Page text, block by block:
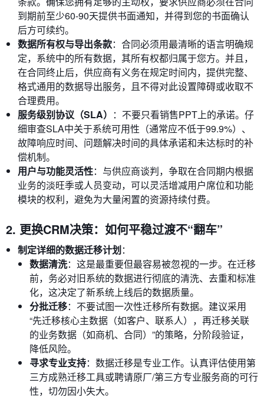
到期前至少60-90天提供书面通知，并得到您的书面确认
后方可续约。
数据所有权与导出条款：合同必须用最清晰的语言明确规
定，系统中的所有数据，其所有权都归属于您方。并且，
在合同终止后，供应商有义务在规定时间内，提供完整、
格式通用的数据导出服务，且不得对此设置障碍或收取不
合理费用。
服务级别协议（SLA） ：不要只看销售PPT上的承诺。仔
细审查SLA中关于系统可用性（通常应不低于99.9%）、
故障响应时间、问题解决时间的具体承诺和未达标时的补
偿机制。
用户与功能灵活性：与供应商谈判，争取在合同期内根据
业务的淡旺季或人员变动，可以灵活增减用户席位和功能
模块的权利，避免为大量闲置的资源持续付费。
2. 更换CRM决策：如何平稳过渡不“翻车”
制定详细的数据迁移计划：
数据清洗：这是最重要但最容易被忽视的一步。在迁移
前，务必对旧系统的数据进行彻底的清洗、去重和标准
化，这决定了新系统上线后的数据质量。
分批迁移：不要试图一次性迁移所有数据。建议采用
“先迁移核心主数据（如客户、联系人），再迁移关联
的业务数据（如商机、合同）”的策略，分阶段验证，
降低风险。
寻求专业支持：数据迁移是专业工作。认真评估使用第
三方成熟迁移工具或聘请原厂/第三方专业服务商的可行
性，切勿因小失大。